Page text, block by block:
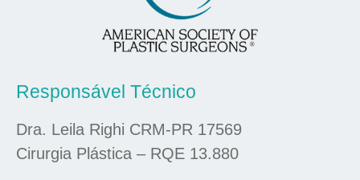
Responsável Técnico
Dra. Leila Righi CRM-PR 17569
Cirurgia Plástica – RQE 13.880